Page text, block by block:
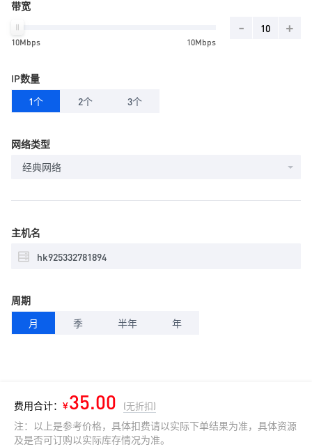
带宽
10Mbps 10Mbps
- +
IP数量
1个
2个 3个
网络类型
经典网络
主机名
周期
月
季 半年 年
费用合计： ¥35.00 (无折扣)
注：以上是参考价格，具体扣费请以实际下单结果为准，具体资源
及是否可订购以实际库存情况为准。